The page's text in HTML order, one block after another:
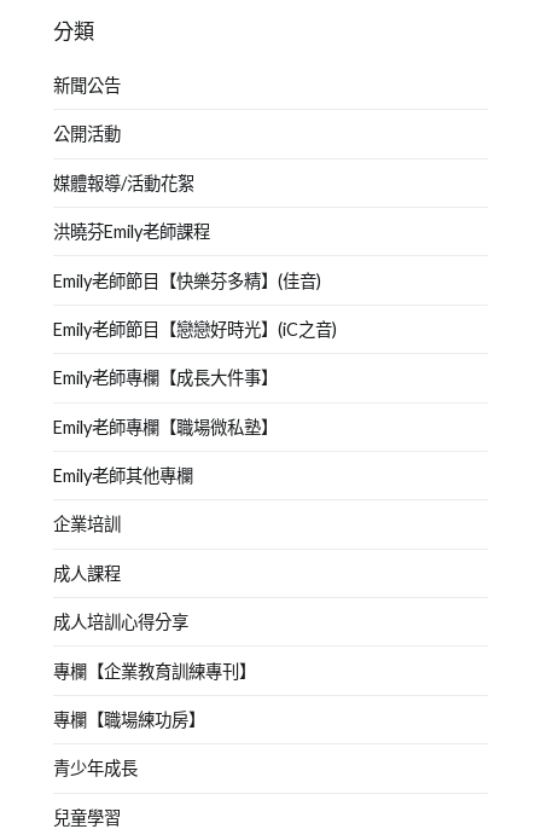
分類
新聞公告
公開活動
媒體報導/活動花絮
洪曉芬Emily老師課程
Emily老師節目【快樂芬多精】(佳音)
Emily老師節目【戀戀好時光】(iC之音)
Emily老師專欄【成長大件事】
Emily老師專欄【職場微私塾】
Emily老師其他專欄
企業培訓
成人課程
成人培訓心得分享
專欄【企業教育訓練專刊】
專欄【職場練功房】
青少年成長
兒童學習